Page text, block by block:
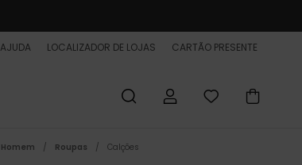
AJUDA LOCALIZADOR DE LOJAS CARTÃO PRESENTE
Homem Roupas Calções